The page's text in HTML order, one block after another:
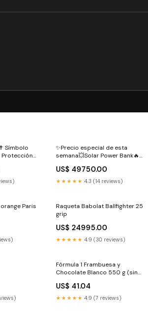
Símbolo
Protección
✨Precio especial de esta
semana💥Solar Power Bank🔥
Disponibilidad
US$ 49750.00
★★★★★ 4.3 (14 reviews)
Paris
Raqueta Babolat Ballfighter 25
grip
US$ 24995.00
★★★★★ 4.9 (30 reviews)
Fórmula 1 Frambuesa y
Chocolate Blanco 550 g (sin
de Peso
US$ 41.04
★★★★★ 4.9 (7 reviews)